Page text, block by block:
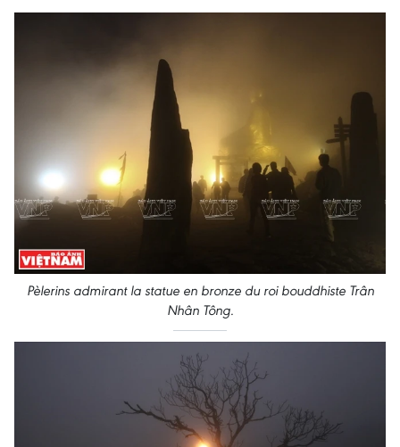
Pèlerins admirant la statue en bronze du roi bouddhiste Trân
Nhân Tông.